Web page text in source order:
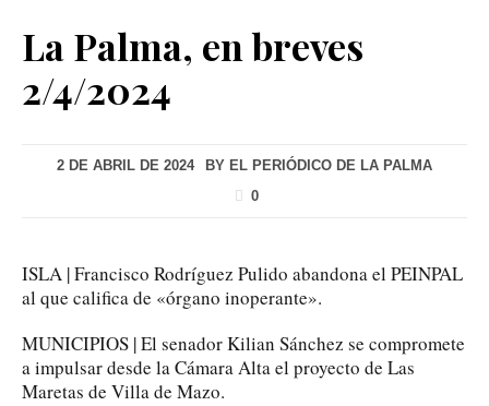
La Palma, en breves
2/4/2024
2 DE ABRIL DE 2024 BY EL PERIÓDICO DE LA PALMA
0
ISLA | Francisco Rodríguez Pulido abandona el PEINPAL
al que califica de «órgano inoperante».
MUNICIPIOS | El senador Kilian Sánchez se compromete
a impulsar desde la Cámara Alta el proyecto de Las
Maretas de Villa de Mazo.